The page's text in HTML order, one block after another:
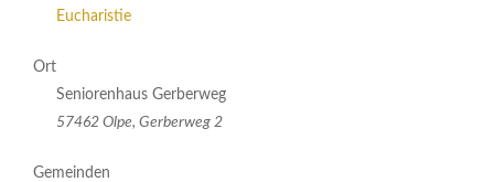
Eucharistie
Ort
Seniorenhaus Gerberweg
57462 Olpe, Gerberweg 2
Gemeinden